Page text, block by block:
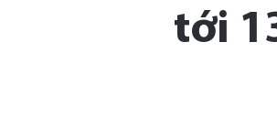
tới